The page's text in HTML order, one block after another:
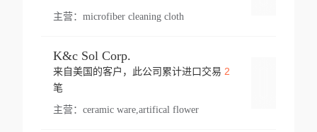
主营： microfiber cleaning cloth
K&c Sol Corp.
来自美国的客户，此公司累计进口交易 2
笔
主营： ceramic ware,artifical flower